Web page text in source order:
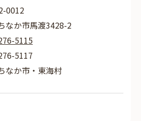
0012
なか市馬渡3428-2
5115
5117
なか市・東海村